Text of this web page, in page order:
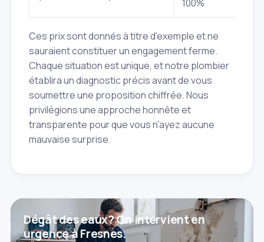
100%
Ces prix sont donnés à titre d'exemple et ne
sauraient constituer un engagement ferme.
Chaque situation est unique, et notre plombier
établira un diagnostic précis avant de vous
soumettre une proposition chiffrée. Nous
privilégions une approche honnête et
transparente pour que vous n'ayez aucune
mauvaise surprise.
Dégât des eaux? On intervient en
urgence à Fresnes.